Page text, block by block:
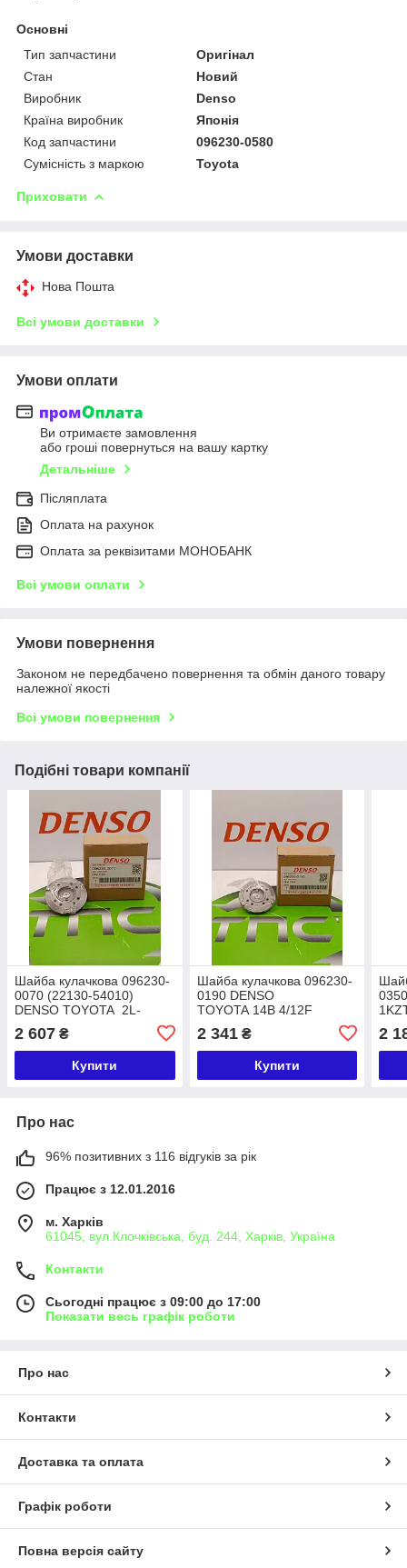
Основні
Тип запчастини
Оригінал
Стан
Новий
Виробник
Denso
Країна виробник
Японія
Код запчастини
096230-0580
Сумісність з маркою
Toyota
Приховати
Умови доставки
Нова Пошта
Всі умови доставки
Умови оплати
Ви отримаєте замовлення
або гроші повернуться на вашу картку
Детальніше
Післяплата
Оплата на рахунок
Оплата за реквізитами МОНОБАНК
Всі умови оплати
Умови повернення
Законом не передбачено повернення та обмін даного товару
належної якості
Всі умови повернення
Подібні товари компанії
Шайба кулачкова 096230-
0070 (22130-54010)
DENSO TOYOTA 2L-
2 607 ₴
Купити
Шайба кулачкова 096230-
0190 DENSO
TOYOTA 14B 4/12F
2 341₴
Купити
2
Про нас
96% позитивних з 116 відгуків за рік
Працює з 12.01.2016
м. Харків
61045, вул.Клочківська, буд. 244, Харків, Україна
Контакти
Сьогодні працює з 09:00 до 17:00
Показати весь графік роботи
Про нас
Контакти
Доставка та оплата
Графік роботи
Повна версія сайту